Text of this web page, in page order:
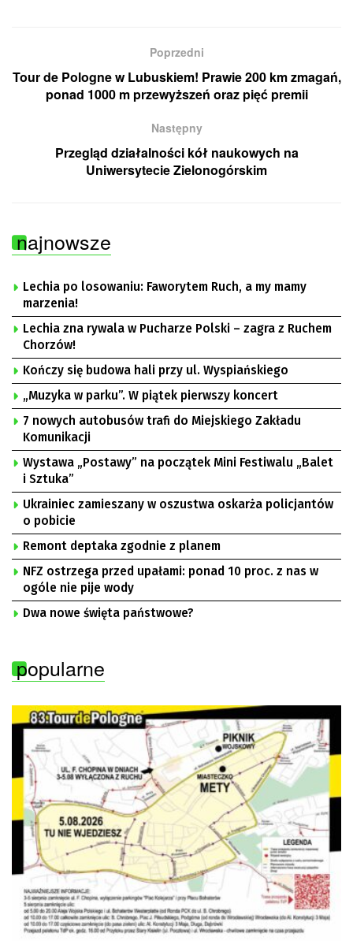
Poprzedni
Tour de Pologne w Lubuskiem! Prawie 200 km zmagań,
ponad 1000 m przewyższeń oraz pięć premii
Następny
Przegląd działalności kół naukowych na
Uniwersytecie Zielonogórskim
najnowsze
Lechia po losowaniu: Faworytem Ruch, a my mamy
marzenia!
Lechia zna rywala w Pucharze Polski – zagra z Ruchem
Chorzów!
Kończy się budowa hali przy ul. Wyspiańskiego
„Muzyka w parku”. W piątek pierwszy koncert
7 nowych autobusów trafi do Miejskiego Zakładu
Komunikacji
Wystawa „Postawy” na początek Mini Festiwalu „Balet
i Sztuka”
Ukrainiec zamieszany w oszustwa oskarża policjantów
o pobicie
Remont deptaka zgodnie z planem
NFZ ostrzega przed upałami: ponad 10 proc. z nas w
ogóle nie pije wody
Dwa nowe święta państwowe?
popularne